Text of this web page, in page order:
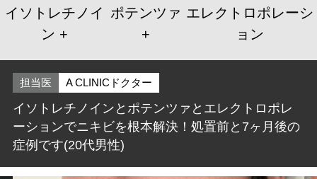
イソトレチノイ
ン
ポテンツァ エレクトロポレーシ
ョン
担当医 A CLINICドクター
イソトレチノインとポテンツァとエレクトロポレ
ーションでニキビを根本解決！処置前と7ヶ月後の
症例です(20代男性)